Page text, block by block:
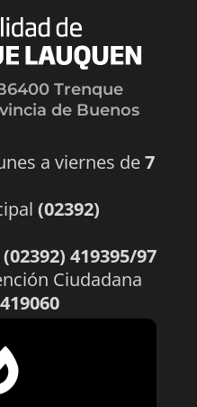
Trenque
de Buenos
a viernes de7
(02392)
(02392) 419395/97
Ciudadana